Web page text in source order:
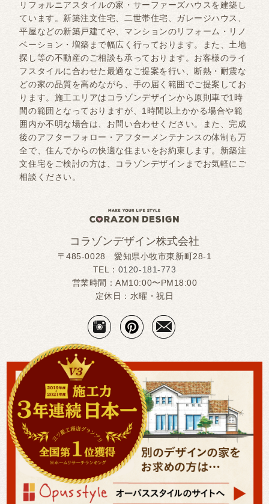
リフォルニアスタイルの家・サーファーズハウスを建築し
ています。新築注文住宅、二世帯住宅、ガレージハウス、
平屋などの新築戸建てや、マンションのリフォーム・リノ
ベーション・増築まで幅広く行っております。また、土地
探し等の不動産のご相談も承っております。お客様のライ
フスタイルに合わせた最適なご提案を行い、断熱・耐震な
どの家の品質を高めながら、手の届く範囲でご提案してお
ります。施工エリアはコラゾンデザインから原則車で1時
間の範囲となっておりますが、1時間以上かかる場合や範
囲内か不明な場合は、お問い合わせください。また、完成
後のアフターフォロー・アフターメンテナンスの体制も万
全で、住んでからの快適な住まいをお約束します。新築注
文住宅をご検討の方は、コラゾンデザインまでお気軽にご
相談ください。
コラゾンデザイン株式会社
〒485-0028 愛知県小牧市東新町28-1
TEL： 0120-181-773
営業時間：AM10:00〜PM18:00
定休日：水曜・祝日